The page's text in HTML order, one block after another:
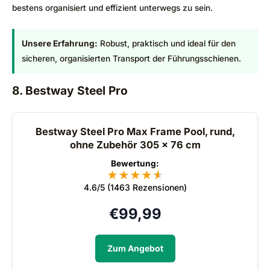
bestens organisiert und effizient unterwegs zu sein.
Unsere Erfahrung: Robust, praktisch und ideal für den
sicheren, organisierten Transport der Führungsschienen.
8. Bestway Steel Pro
Bestway Steel Pro Max Frame Pool, rund,
ohne Zubehör 305 x 76 cm
Bewertung:
★★★★★
★
4.6/5 (1463 Rezensionen)
€99,99
Zum Angebot